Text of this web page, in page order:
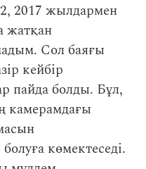
2017 жылдармен
жатқан
Сол баяғы
кейбір
пайда болды. Бұл,
камерамдағы
көмектеседі.